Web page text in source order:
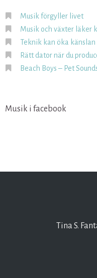
Musik förgyller livet
Musik och växter läker
Teknik kan öka känslan
Rätt dator när du
Beach Boys – Pet
Musik i facebook
Tina S.